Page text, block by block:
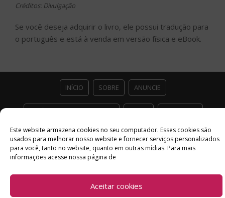
Este website armazena cookies no seu computador. Esses cookies são
usados ​​para melhorar nosso website e fornecer serviços personalizados
para você, tanto no website, quanto em outras mídias. Para mais
informações acesse nossa página de
Aceitar cookies
Créditos: Divulgação
Se você deseja adquirir o livro, ele possui tradução para
o português e está à venda em versão física e eBook.
INÍCIO SOBRE ANUNCIE
CONTATO POLÍTICA DE PRIVACIDADE
Facebook
Twitter
Copyright©2026 Acesso Cultural - Arte, Cultura Pop e Entretenimento
Desenvolvido porDel Vieira